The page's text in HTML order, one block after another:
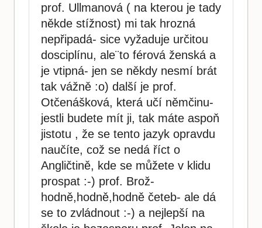
prof. Ullmanová ( na kterou je tady
někde stížnost) mi tak hrozná
nepřipadá- sice vyžaduje určitou
dosciplínu, ale¨to férová ženská a
je vtipná- jen se někdy nesmí brát
tak vážně :o) další je prof.
Otčenášková, která učí němčinu-
jestli budete mít ji, tak máte aspoň
jistotu , že se tento jazyk opravdu
naučíte, což se nedá říct o
Angličtině, kde se můžete v klidu
prospat :-) prof. Brož-
hodně,hodně,hodně četeb- ale dá
se to zvládnout :-) a nejlepší na